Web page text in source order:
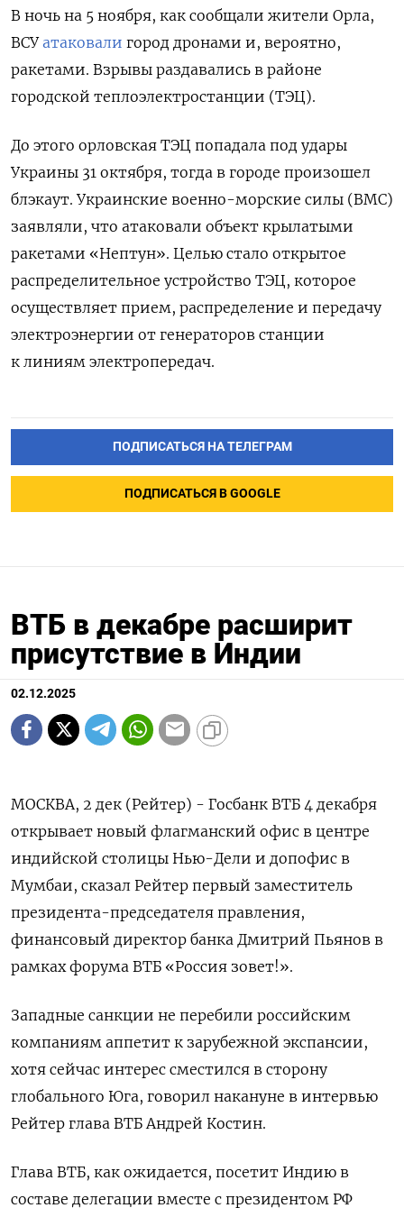
В ночь на 5 ноября, как сообщали жители Орла,
ВСУатаковали город дронами и, вероятно,
ракетами. Взрывы раздавались в районе
городской теплоэлектростанции (ТЭЦ).
До этого орловская ТЭЦ попадала под удары
Украины 31 октября, тогда в городе произошел
блэкаут. Украинские военно-морские силы (ВМС)
заявляли, что атаковали объект крылатыми
ракетами «Нептун». Целью стало открытое
распределительное устройство ТЭЦ, которое
осуществляет прием, распределение и передачу
электроэнергии от генераторов станции
к линиям электропередач.
ПОДПИСАТЬСЯ НА ТЕЛЕГРАМ
ПОДПИСАТЬСЯ В GOOGLE
ВТБ в декабре расширит
присутствие в Индии
02.12.2025
МОСКВА, 2 дек (Рейтер) - Госбанк ВТБ 4 декабря
открывает новый флагманский офис в центре
индийской столицы Нью-Дели и допофис в
Мумбаи, сказал Рейтер первый заместитель
президента-председателя правления,
финансовый директор банка Дмитрий Пьянов в
рамках форума ВТБ «Россия зовет!».
Западные санкции не перебили российским
компаниям аппетит к зарубежной экспансии,
хотя сейчас интерес сместился в сторону
глобального Юга, говорил накануне в интервью
Рейтер глава ВТБ Андрей Костин.
Глава ВТБ, как ожидается, посетит Индию в
составе делегации вместе с президентом РФ